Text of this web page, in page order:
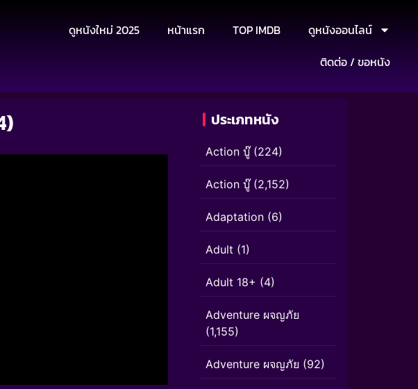
ดูหนังใหม่ 2025 หน้าแรก TOP IMDB
ดูหนังออนไลน์
ติดต่อ / ขอหนัง
ประเภทหนัง
Action บู๊(224)
Action บู๊(2,152)
Adaptation (6)
Adult (1)
Adult 18+ (4)
Adventure ผจญภัย
(1,155)
Adventure ผจญภัย (92)